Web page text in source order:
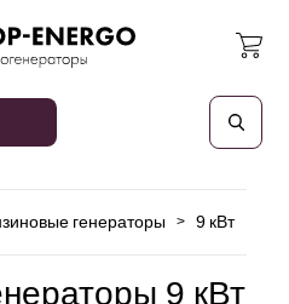
генераторы > 9 кВт
9 кВт